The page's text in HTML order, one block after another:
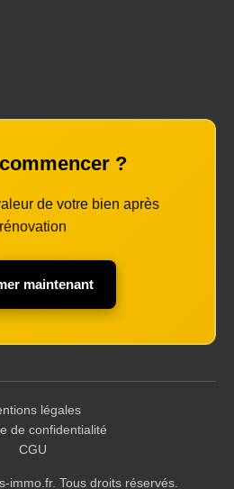
?
de votre bien après
rénovation
maintenant
légales
de confidentialité
CGU
immo.fr. Tous droits réservés.